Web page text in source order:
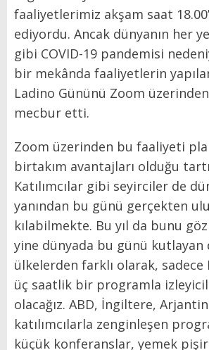
faaliyetlerimiz akşam saat
ediyordu. Ancak dünyanın her
gibi COVID-19 pandemisi
bir mekânda faaliyetlerin
Ladino Gününü Zoom
mecbur etti.
Zoom üzerinden bu faaliyeti
birtakım avantajları olduğu
Katılımcılar gibi seyirciler de
yanından bu günü gerçekten
kılabilmekte. Bu yıl da bunu
yine dünyada bu günü kutlayan
ülkelerden farklı olarak,
üç saatlik bir programla
olacağız. ABD, İngiltere,
katılımcılarla zenginleşen
küçük konferanslar, yemek